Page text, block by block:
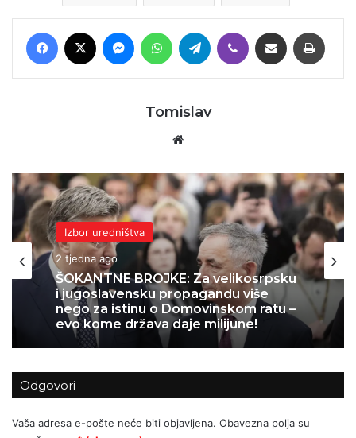
Facebook MessengerWhatsAppTelegram Viber Podijeli putem E-maila
Tomislav
Izbor uredništva
2 tjedna ago
ŠOKANTNE BROJKE: Za velikosrpsku
i jugoslavensku propagandu više
evo kome država daje milijune!
Kolumne i komentari
2 tjedna ago
KADA KULTURA POSTANE PARAVAN
ZA POLITIČKI INŽENJERING: Kako je
Možemo! u Zagrebu upropastio
sjajan projekt za djecu
Odgovori
Vaša adresa e-pošte neće biti objavljena. Obavezna polja su